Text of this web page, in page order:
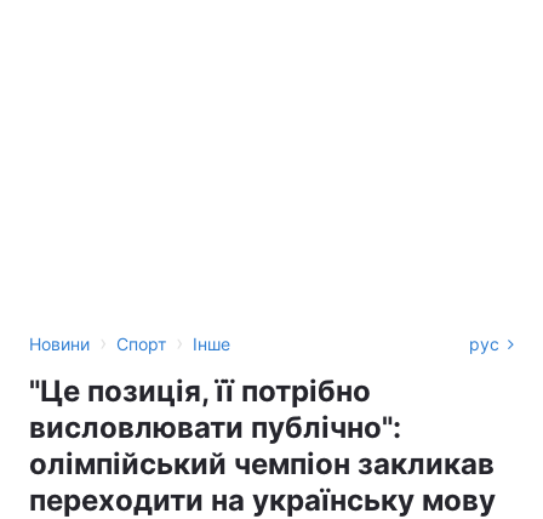
Новини › Спорт › Інше рус
"Це позиція, її потрібно
висловлювати публічно":
олімпійський чемпіон закликав
переходити на українську мову